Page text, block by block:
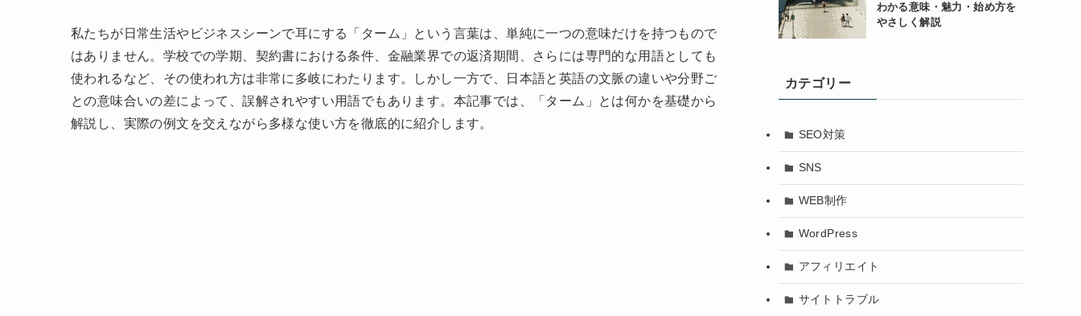
私たちが日常生活やビジネスシーンで耳にする「ターム」という言葉は、単純に一つの意味だけを持つもので
はありません。学校での学期、契約書における条件、金融業界での返済期間、さらには専門的な用語としても
使われるなど、その使われ方は非常に多岐にわたります。しかし一方で、日本語と英語の文脈の違いや分野ご
との意味合いの差によって、誤解されやすい用語でもあります。本記事では、「ターム」とは何かを基礎から
解説し、実際の例文を交えながら多様な使い方を徹底的に紹介します。
わかる意味・魅力・始め方を
やさしく解説
カテゴリー
SEO対策
SNS
WEB制作
WordPress
アフィリエイト
サイトトラブル